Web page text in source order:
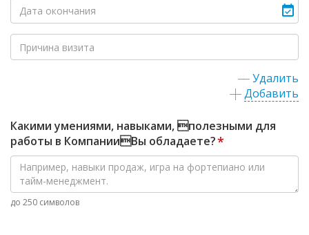
Удалить
Добавить
Какими умениями, навыками, полезными для
работы в КомпанииВы обладаете?*
до 250 символов